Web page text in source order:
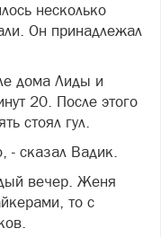
несколько
Он принадлежал
дома Лиды и
20. После этого
стоял гул.
- сказал Вадик.
вечер. Женя
то с